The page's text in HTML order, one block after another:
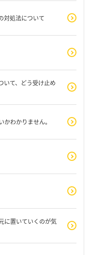
対処法について
いて、どう受け止め
わかりません。
に置いていくのが気